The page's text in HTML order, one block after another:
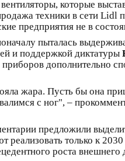
которые
техники в сети Lidl
предприятия не в
пыталась
и поддержкой диктатуры
дополнительно
жара. Пусть бы она
с ног", –
предложили
только к
роста